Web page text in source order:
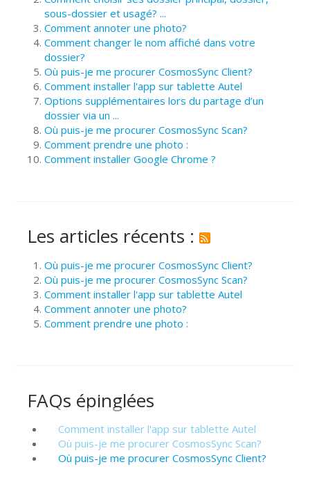
sous-dossier et usagé? ...
Comment annoter une photo?
Comment changer le nom affiché dans votre
dossier?
Où puis-je me procurer CosmosSync Client?
Comment installer l'app sur tablette Autel
Options supplémentaires lors du partage d’un
dossier via un ...
Où puis-je me procurer CosmosSync Scan?
Comment prendre une photo :
Comment installer Google Chrome ?
Les articles récents :
Où puis-je me procurer CosmosSync Client?
Où puis-je me procurer CosmosSync Scan?
Comment installer l'app sur tablette Autel
Comment annoter une photo?
Comment prendre une photo :
FAQs épinglées
Comment installer l'app sur tablette Autel
Où puis-je me procurer CosmosSync Scan?
Où puis-je me procurer CosmosSync Client?